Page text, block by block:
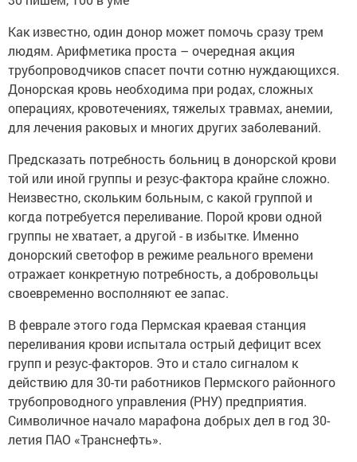
Как известно, один донор может помочь сразу трем
людям. Арифметика проста – очередная акция
трубопроводчиков спасет почти сотню нуждающихся.
Донорская кровь необходима при родах, сложных
операциях, кровотечениях, тяжелых травмах, анемии,
для лечения раковых и многих других заболеваний.
Предсказать потребность больниц в донорской крови
той или иной группы и резус-фактора крайне сложно.
Неизвестно, скольким больным, с какой группой и
когда потребуется переливание. Порой крови одной
группы не хватает, а другой - в избытке. Именно
донорский светофор в режиме реального времени
отражает конкретную потребность, а добровольцы
своевременно восполняют ее запас.
В феврале этого года Пермская краевая станция
переливания крови испытала острый дефицит всех
групп и резус-факторов. Это и стало сигналом к
действию для 30-ти работников Пермского районного
трубопроводного управления (РНУ) предприятия.
Символичное начало марафона добрых дел в год 30-
летия ПАО «Транснефть».